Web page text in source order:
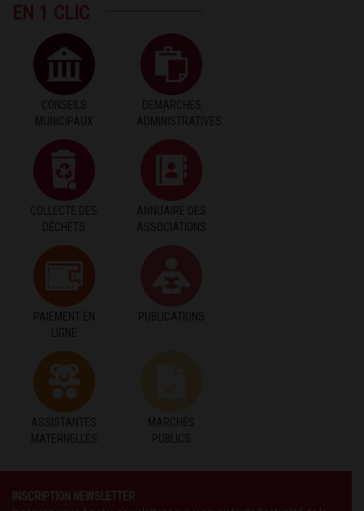
EN 1 CLIC
CONSEILS
MUNICIPAUX
DEMARCHES
ADMINISTRATIVES
COLLECTE DES
DÉCHETS
ANNUAIRE DES
ASSOCIATIONS
PAIEMENT EN
LIGNE
PUBLICATIONS
ASSISTANTES
MATERNELLES
MARCHÉS
PUBLICS
INSCRIPTION NEWSLETTER